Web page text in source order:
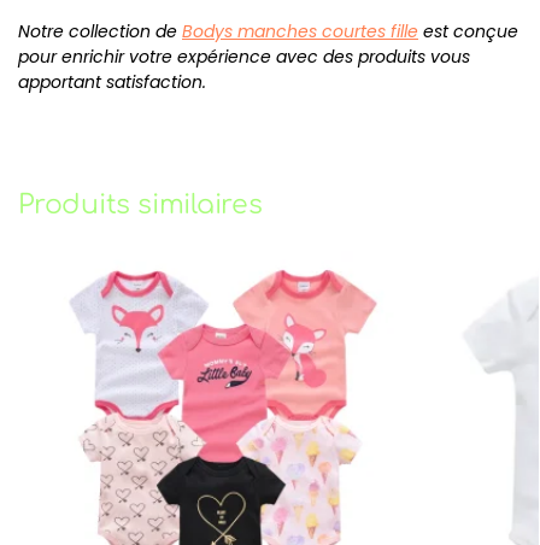
Notre collection de Bodys manches courtes fille est conçue
pour enrichir votre expérience avec des produits vous
apportant satisfaction.
Produits similaires